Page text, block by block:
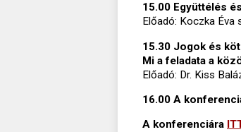
15.00 Együttélés
Előadó: Koczka
15.30 Jogok és
Mi a feladata a
Előadó: Dr. Kiss
16.00 A
A konferenciára